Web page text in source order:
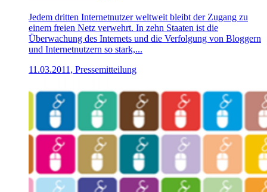
Jedem dritten Internetnutzer weltweit bleibt der Zugang zu
einem freien Netz verwehrt. In zehn Staaten ist die
Überwachung des Internets und die Verfolgung von Bloggern
und Internetnutzern so stark,...
11.03.2011, Pressemitteilung